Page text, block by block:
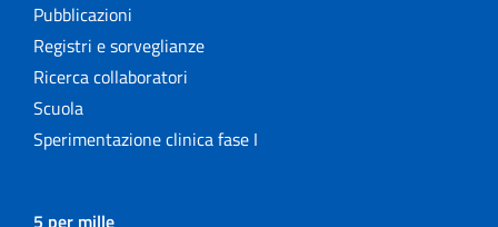
Pubblicazioni
Registri e sorveglianze
Ricerca collaboratori
Scuola
Sperimentazione clinica fase I
5 per mille